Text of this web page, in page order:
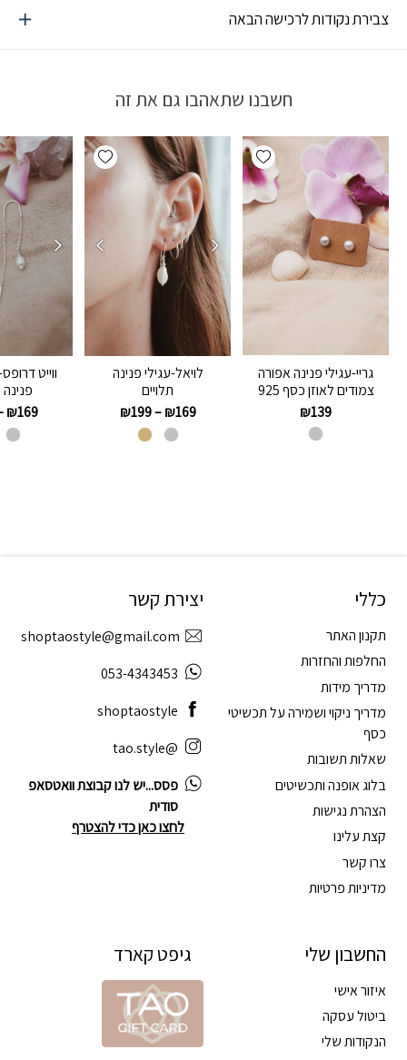
צבירת נקודות לרכישה הבאה
חשבנו שתאהבו גם את זה
Add wishlist
גריי-עגילי פנינה אפורה
צמודים לאוזן כסף 925
₪139
Add wishlist
לויאל-עגילי פנינה
תלויים
₪169
–
₪199
ווייט
₪169
כללי
תקנון האתר
החלפות והחזרות
מדריך מידות
מדריך ניקוי ושמירה על תכשיטי
כסף
שאלות תשובות
בלוג אופנה ותכשיטים
הצהרת נגישות
קצת עלינו
צרו קשר
מדיניות פרטיות
החשבון שלי
איזור אישי
ביטול עסקה
הנקודות שלי
יצירת קשר
shoptaostyle@gmail.com
053-4343453
shoptaostyle
@tao.style
פסס...יש לנו קבוצת וואטסאפ
סודית
לחצו כאן כדי להצטרף
גיפט קארד